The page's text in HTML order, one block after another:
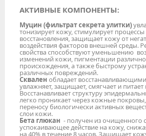
АКТИВНЫЕ КОМПОНЕНТЫ:
Муцин (фильтрат секрета улитки)
тонизирует кожу, стимулирует
восстановления, защищает кожу от
воздействия факторов внешней среды.
свойства способствуют уменьшению
изменений кожи, пигментации
происхождения, а также быстрому
различных повреждений.
Сквален обладает
увлажняет, защищает, смягчает и питает
Восстанавливает структуру
легко проникает через кожные покровы,
переносу биологически активных
слои кожи.
Бета глюкан - получен из очищенного
успокаивающее действие на кожу,
на 40% в течение 8 часов. Защищает